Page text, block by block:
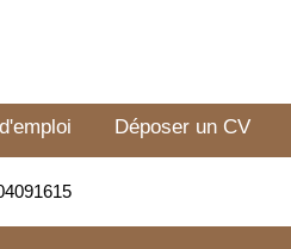
Déposer un CV